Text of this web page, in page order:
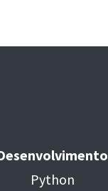
Python